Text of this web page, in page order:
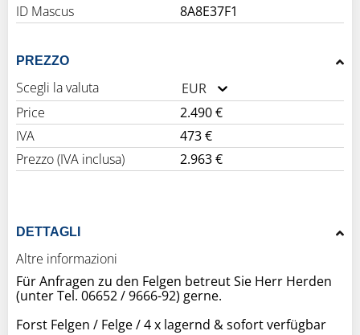
ID Mascus
8A8E37F1
PREZZO
Scegli la valuta
EUR
Price
2.490 €
IVA
473 €
Prezzo (IVA inclusa)
2.963 €
DETTAGLI
Altre informazioni
Für Anfragen zu den Felgen betreut Sie Herr Herden
(unter Tel. 06652 / 9666-92) gerne.
Forst Felgen / Felge / 4 x lagernd & sofort verfügbar